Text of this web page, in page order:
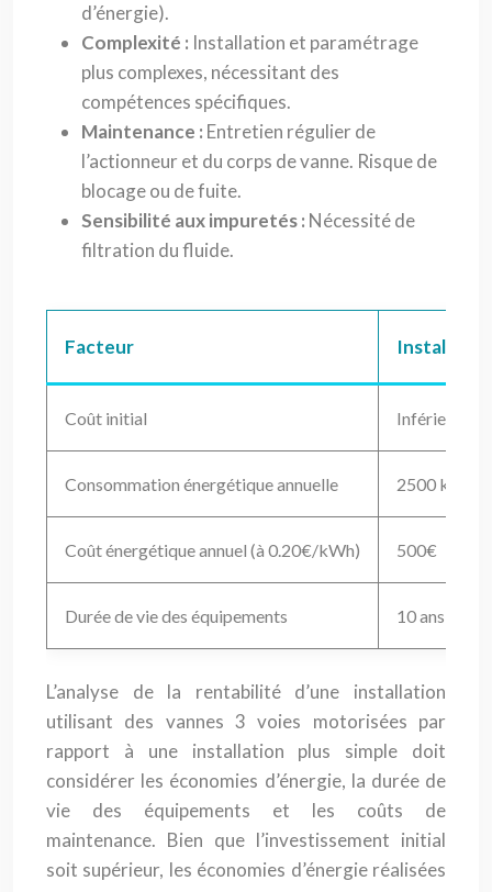
d’énergie).
Complexité : Installation et paramétrage
plus complexes, nécessitant des
compétences spécifiques.
Maintenance : Entretien régulier de
l’actionneur et du corps de vanne. Risque de
blocage ou de fuite.
Sensibilité aux impuretés : Nécessité de
filtration du fluide.
Facteur
Coût initial Inférieur
Consommation énergétique annuelle 2500 kWh
Coût énergétique annuel (à 0.20€/kWh) 500€
Durée de vie des équipements 10 ans
L’analyse de la rentabilité d’une installation
utilisant des vannes 3 voies motorisées par
rapport à une installation plus simple doit
considérer les économies d’énergie, la durée de
vie des équipements et les coûts de
maintenance. Bien que l’investissement initial
soit supérieur, les économies d’énergie réalisées